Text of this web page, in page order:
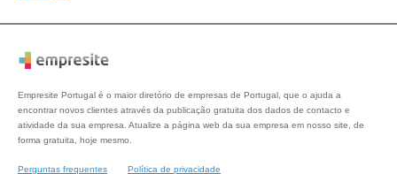
Empresite Portugal é o maior diretório de empresas de Portugal, que o ajuda a
encontrar novos clientes através da publicação gratuita dos dados de contacto e
atividade da sua empresa. Atualize a página web da sua empresa em nosso site, de
forma gratuita, hoje mesmo.
Perguntas frequentes Política de privacidade